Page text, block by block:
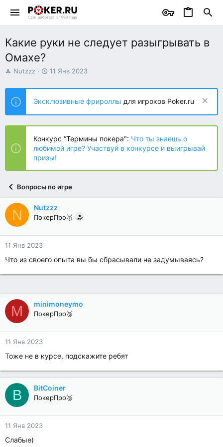
Какие руки не следует разыгрывать в
Омахе?
А
т
о
р
т
е
ы
Nutzzz
Д
т
н
а
ч
л
а
11 Янв 2023
Эксклюзивные фрироллы для игроков Poker.ru
Конкурс “Термины покера": Что ты знаешь о
любимой игре? Участвуй в конкурсе и выигрывай
призы!
Вопросы по игре
N Nutzzz
ПокерПро🥇
11 Янв 2023
Что из своего опыта вы бы сбрасывали не задумываясь?
M minimoneymo
ПокерПро🥈
11 Янв 2023
Тоже не в курсе, подскажите ребят
B BitCoiner
ПокерПро🥈
11 Янв 2023
Слабые)